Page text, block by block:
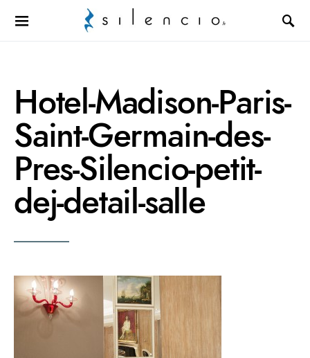
Search for:
Hotel-Madison-Paris-
Saint-Germain-des-
Pres-Silencio-petit-
dej-detail-salle